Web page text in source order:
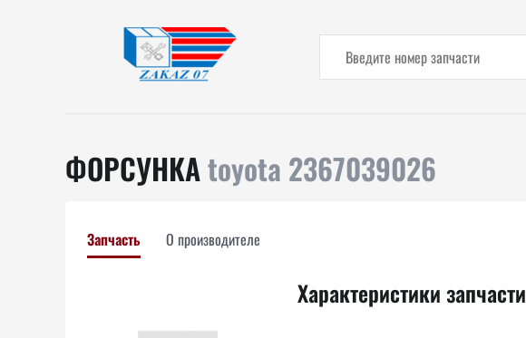
ФОРСУНКАtoyota 2367039026
Запчасть О производителе
Характеристики запчасти